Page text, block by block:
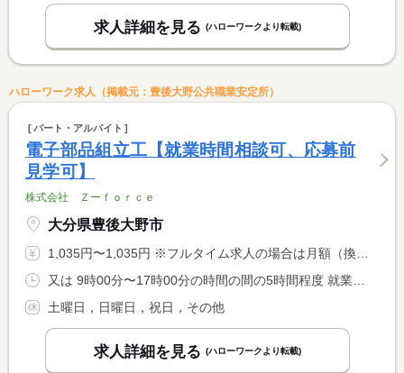
求人詳細を見る (ハローワークより転載)
ハローワーク求人（掲載元：豊後大野公共職業安定所）
パート・アルバイト
電子部品組立工【就業時間相談可、応募前
見学可】
株式会社 Ｚーｆｏｒｃｅ
大分県豊後大野市
1,035円〜1,035円 ※フルタイム求人の場合は月額（換算額）、パート求人の場合は時間額を表示しています。
土曜日，日曜日，祝日，その他
求人詳細を見る (ハローワークより転載)